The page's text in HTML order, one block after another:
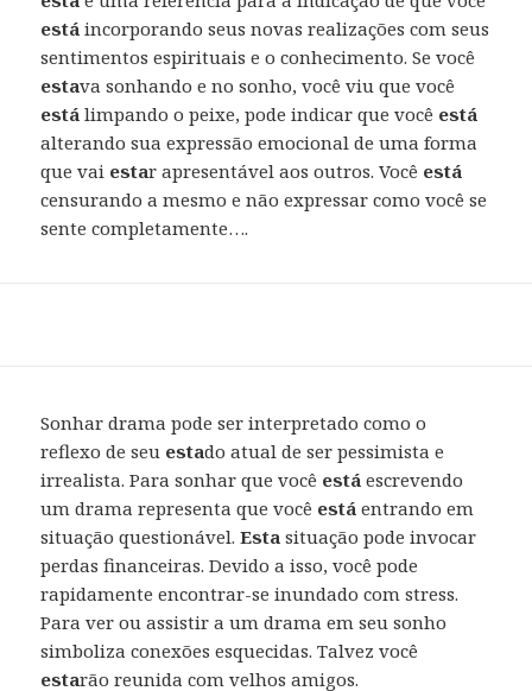
está incorporando seus novas realizações com seus
sentimentos espirituais e o conhecimento. Se você
estava sonhando e no sonho, você viu que você
está limpando o peixe, pode indicar que você está
alterando sua expressão emocional de uma forma
que vai estar apresentável aos outros. Você está
censurando a mesmo e não expressar como você se
sente completamente….
Sonhar drama pode ser interpretado como o
reflexo de seu estado atual de ser pessimista e
irrealista. Para sonhar que você está escrevendo
um drama representa que você está entrando em
situação questionável.Esta situação pode invocar
perdas financeiras. Devido a isso, você pode
rapidamente encontrar-se inundado com stress.
Para ver ou assistir a um drama em seu sonho
simboliza conexões esquecidas. Talvez você
estarão reunida com velhos amigos.